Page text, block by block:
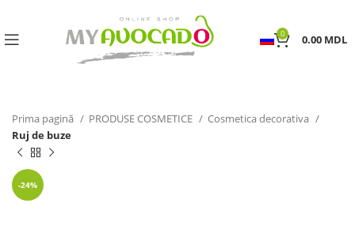
0 0.00 MDL
Prima pagină PRODUSE COSMETICE
Cosmetica decorativa
Ruj de buze
-24%